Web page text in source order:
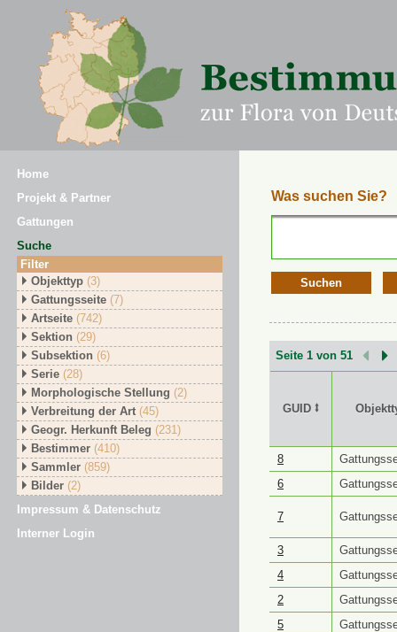
Home
Projekt & Partner
Gattungen
Suche
Filter
Objekttyp (3)
Gattungsseite (7)
Artseite (742)
Sektion (29)
Subsektion (6)
Serie (28)
Morphologische Stellung (2)
Verbreitung der Art (45)
Geogr. Herkunft Beleg (231)
Bestimmer (410)
Sammler (859)
Bilder (2)
Impressum & Datenschutz
Interner Login
Was suchen Sie?
Suchen
Seite 1 von 51
GUID ⭥
GUID ⭥
8
6
7
3
4
2
5